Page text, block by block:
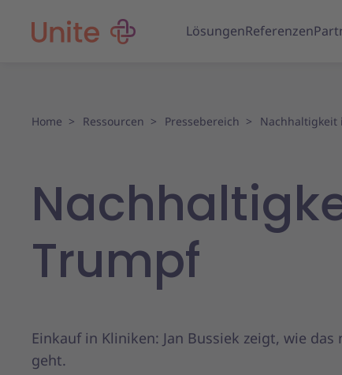
LösungenReferenzen
Home Ressourcen Pressebereich Nachhaltigkeit
Trumpf
Einkauf in Kliniken: Jan Bussiek zeigt, wie das
geht.